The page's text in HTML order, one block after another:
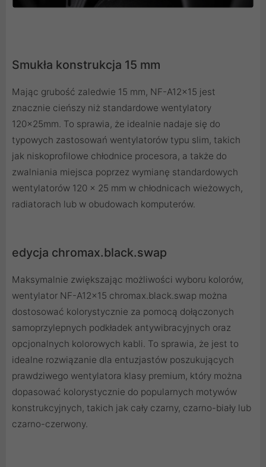
Smukła konstrukcja 15 mm
Mając grubość zaledwie 15 mm, NF-A12x15 jest
znacznie cieńszy niż standardowe wentylatory
120x25mm. To sprawia, że ​​idealnie nadaje się do
typowych zastosowań wentylatorów typu slim, takich
jak niskoprofilowe chłodnice procesora, a także do
zwalniania miejsca poprzez wymianę standardowych
wentylatorów 120 x 25 mm w chłodnicach wieżowych,
radiatorach lub w obudowach komputerów.
edycja chromax.black.swap
Maksymalnie zwiększając możliwości wyboru kolorów,
wentylator NF-A12x15 chromax.black.swap można
dostosować kolorystycznie za pomocą dołączonych
samoprzylepnych podkładek antywibracyjnych oraz
opcjonalnych kolorowych kabli. To sprawia, że ​​jest to
idealne rozwiązanie dla entuzjastów poszukujących
prawdziwego wentylatora klasy premium, który można
dopasować kolorystycznie do popularnych motywów
konstrukcyjnych, takich jak cały czarny, czarno-biały lub
czarno-czerwony.